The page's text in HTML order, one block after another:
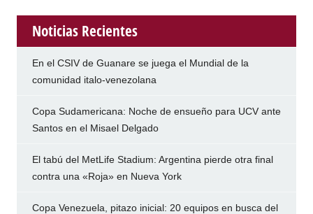
Noticias Recientes
En el CSIV de Guanare se juega el Mundial de la
comunidad italo-venezolana
Copa Sudamericana: Noche de ensueño para UCV ante
Santos en el Misael Delgado
El tabú del MetLife Stadium: Argentina pierde otra final
contra una «Roja» en Nueva York
Copa Venezuela, pitazo inicial: 20 equipos en busca del